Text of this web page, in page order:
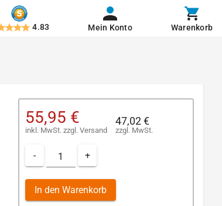
4.83 Mein Konto Warenkorb
55,95 €
inkl. MwSt. zzgl. Versand
47,02 €
zzgl. MwSt.
- +
In den Warenkorb